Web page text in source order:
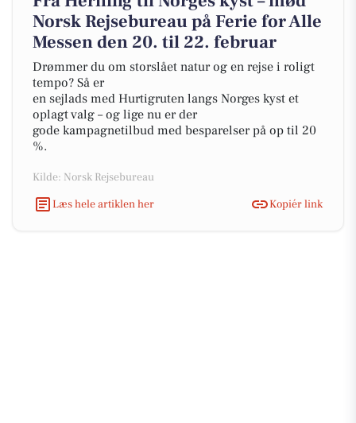
Norsk Rejsebureau på Ferie for Alle
Messen den 20. til 22. februar
Drømmer du om storslået natur og en rejse i roligt
tempo? Så er
en sejlads med Hurtigruten langs Norges kyst et
oplagt valg – og lige nu er der
gode kampagnetilbud med besparelser på op til 20
%.
Kilde: Norsk Rejsebureau
Læs hele artiklen her
Kopiér link